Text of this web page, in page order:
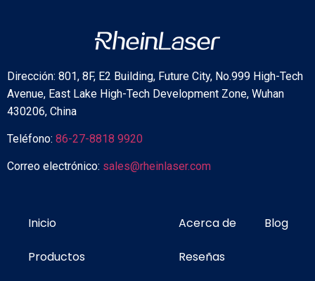
Dirección: 801, 8F, E2 Building, Future City, No.999 High-Tech
Avenue, East Lake High-Tech Development Zone, Wuhan
430206, China
Teléfono: 86-27-8818 9920
Correo electrónico: sales@rheinlaser.com
Inicio
Productos
Acerca de Blog
Reseñas